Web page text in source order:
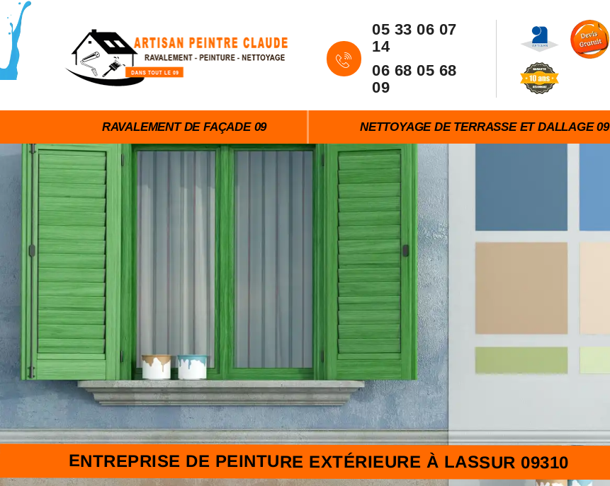
05 33 06 07
14
06 68 05 68
09
RAVALEMENT DE FAÇADE 09 NETTOYAGE DE TERRASSE ET DALLAGE 09
ENTREPRISE DE PEINTURE EXTÉRIEURE À LASSUR 09310